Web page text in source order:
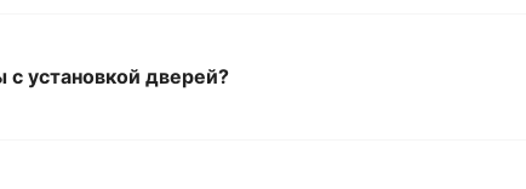
с установкой дверей?